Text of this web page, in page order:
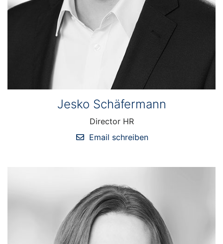
Jesko Schäfermann
Director HR
Email schreiben